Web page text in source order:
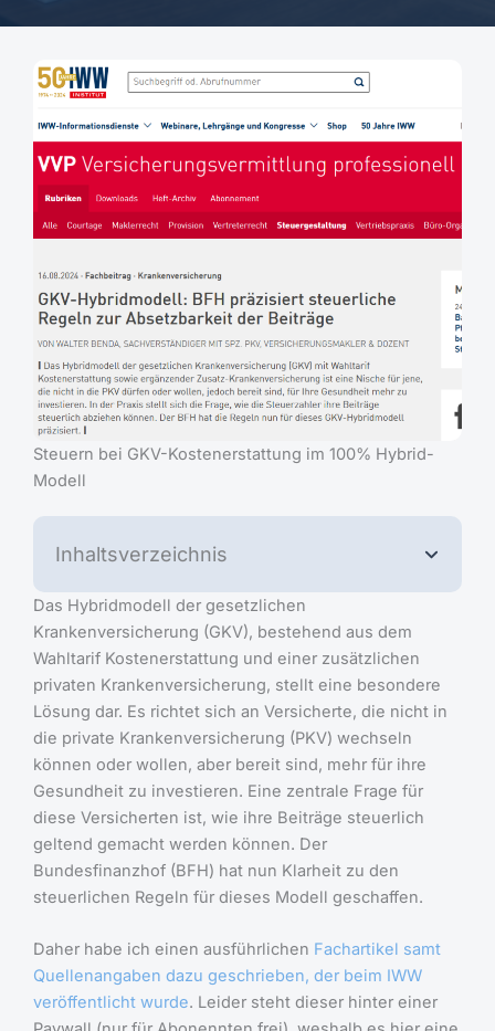
Steuern bei GKV-Kostenerstattung im 100% Hybrid-
Modell
Inhaltsverzeichnis
Das Hybridmodell der gesetzlichen
Krankenversicherung (GKV), bestehend aus dem
Wahltarif Kostenerstattung und einer zusätzlichen
privaten Krankenversicherung, stellt eine besondere
Lösung dar. Es richtet sich an Versicherte, die nicht in
die private Krankenversicherung (PKV) wechseln
können oder wollen, aber bereit sind, mehr für ihre
Gesundheit zu investieren. Eine zentrale Frage für
diese Versicherten ist, wie ihre Beiträge steuerlich
geltend gemacht werden können. Der
Bundesfinanzhof (BFH) hat nun Klarheit zu den
steuerlichen Regeln für dieses Modell geschaffen.
Daher habe ich einen ausführlichen Fachartikel samt
Quellenangaben dazu geschrieben, der beim IWW
veröffentlicht wurde. Leider steht dieser hinter einer